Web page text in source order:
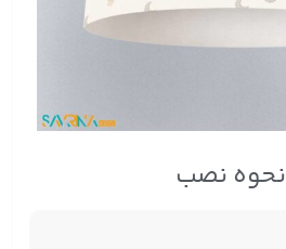
نحوه نصب